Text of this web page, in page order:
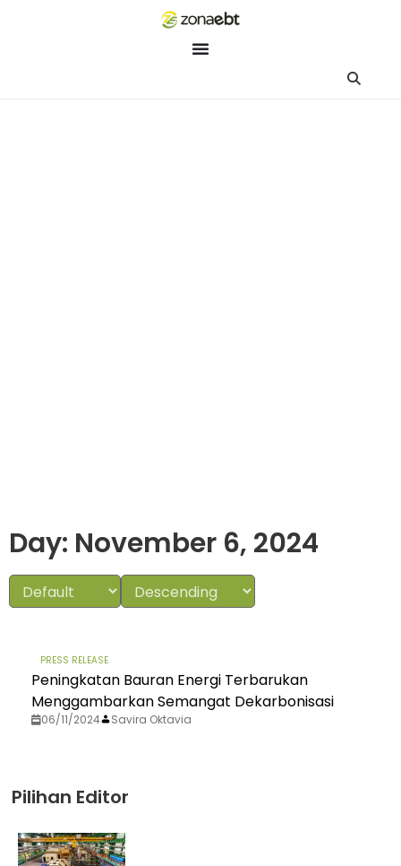
Day: November 6, 2024
PRESS RELEASE
Peningkatan Bauran Energi Terbarukan
Menggambarkan Semangat Dekarbonisasi
06/11/2024 Savira Oktavia
Pilihan Editor